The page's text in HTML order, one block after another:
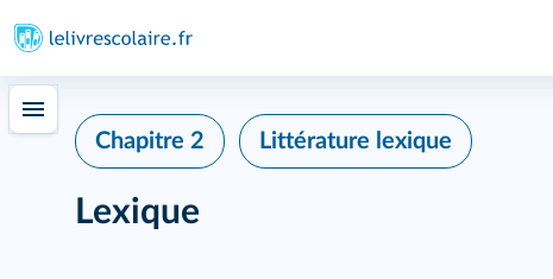
Chapitre 2 Littérature lexique
Lexique